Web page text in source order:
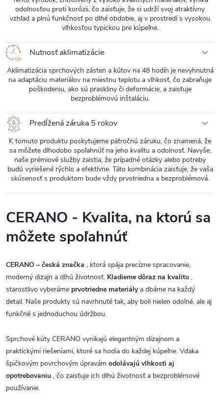
odolnosťou proti korózii, čo zaisťuje, že si udrží svoj atraktívny
vzhľad a plnú funkčnosť po dlhé obdobie, aj v prostredí s vysokou
vlhkosťou typickou pre kúpeľne.
Nutnosť aklimatizácie
Aklimatizácia sprchových zásten a kútov na 48 hodín je nevyhnutná
na adaptáciu materiálov na miestnu teplotu a vlhkosť, čo zabraňuje
poškodeniu, ako sú praskliny či deformácie, a zaisťuje
bezproblémovú inštaláciu.
Predĺžená záruka 5 rokov
K tomuto produktu poskytujeme päťročnú záruku, čo znamená, že
sa môžete dlhodobo spoľahnúť na jeho kvalitu a odolnosť. Navyše,
naše prémiové služby zaistia, že prípadné otázky alebo potreby
budú vyriešené rýchlo a efektívne. Táto kombinácia zaisťuje, že vaša
skúsenosť s produktom bude vždy prvotriedna a bezproblémová.
CERANO - Kvalita, na ktorú sa
môžete spoľahnúť
CERANO – česká značka , ktorá spája precízne spracovanie,
moderný dizajn a dlhú životnosť. Kladieme dôraz na kvalitu ,
starostlivo vyberáme prvotriedne materiálya dbáme na každý
detail. Naše produkty sú navrhnuté tak, aby boli nielen odolné, ale aj
funkčné s jednoduchou údržbou.
Sprchové kúty CERANO vynikajú elegantným dizajnom a
praktickými riešeniami, ktoré sa hodia do každej kúpeľne. Vďaka
špičkovým povrchovým úpravám odolávajú vlhkosti aj
opotrebovaniu , čo zaisťuje ich dlhú životnosť a bezproblémové
používanie.